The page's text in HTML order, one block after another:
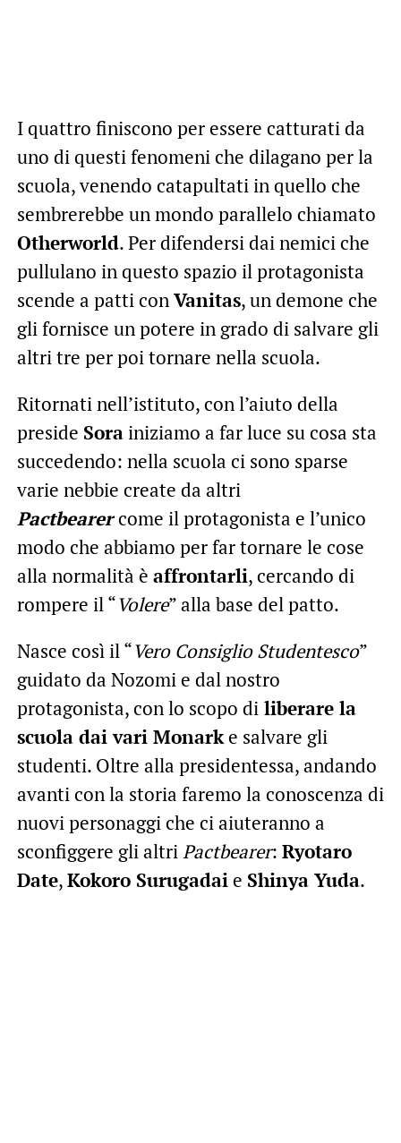
I quattro finiscono per essere catturati da
uno di questi fenomeni che dilagano per la
scuola, venendo catapultati in quello che
sembrerebbe un mondo parallelo chiamato
Otherworld. Per difendersi dai nemici che
pullulano in questo spazio il protagonista
scende a patti conVanitas, un demone che
gli fornisce un potere in grado di salvare gli
altri tre per poi tornare nella scuola.
Ritornati nell’istituto, con l’aiuto della
preside Sorainiziamo a far luce su cosa sta
succedendo: nella scuola ci sono sparse
varie nebbie create da altri
Pactbearercome il protagonista e l’unico
modo che abbiamo per far tornare le cose
alla normalità è affrontarli, cercando di
rompere il “Volere” alla base del patto.
Nasce così il “Vero Consiglio Studentesco”
guidato da Nozomi e dal nostro
protagonista, con lo scopo diliberare la
scuola dai vari Monarke salvare gli
studenti. Oltre alla presidentessa, andando
avanti con la storia faremo la conoscenza di
nuovi personaggi che ci aiuteranno a
sconfiggere gli altriPactbearer: Ryotaro
Date,Kokoro Surugadaie Shinya Yuda.